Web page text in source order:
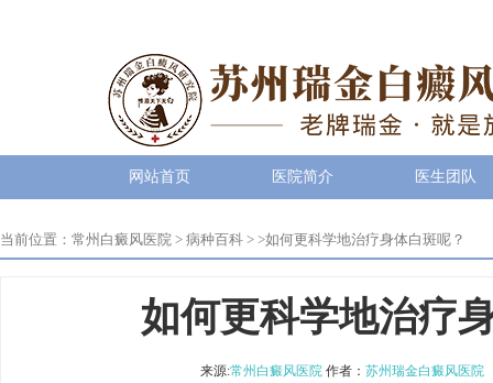
网站首页 医院简介 医生团队
当前位置： 常州白癜风医院 > 病种百科 > >如何更科学地治疗身体白斑呢？
如何更科学地治疗
来源:常州白癜风医院 作者： 苏州瑞金白癜风医院